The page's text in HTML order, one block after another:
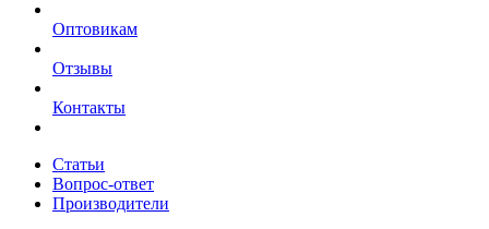
Оптовикам
Отзывы
Контакты
Статьи
Вопрос-ответ
Производители